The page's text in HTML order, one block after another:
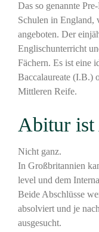
Das so genannte
Schulen in England,
angeboten. Der
Englischunterricht
Fächern. Es ist eine
Baccalaureate (I.B.)
Mittleren Reife.
Abitur ist
Nicht ganz.
In Großbritannien
level und dem
Beide Abschlüsse
absolviert und je
ausgesucht.